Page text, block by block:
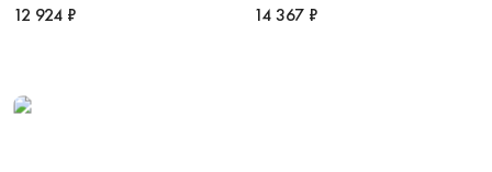
12 924 ₽
14 367 ₽